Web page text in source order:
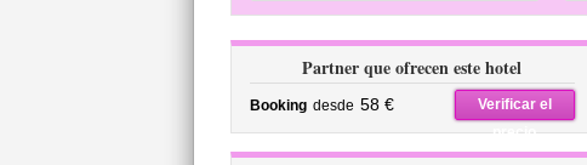
Partner que ofrecen este hotel
Booking desde 58 €
Verificar el
precio